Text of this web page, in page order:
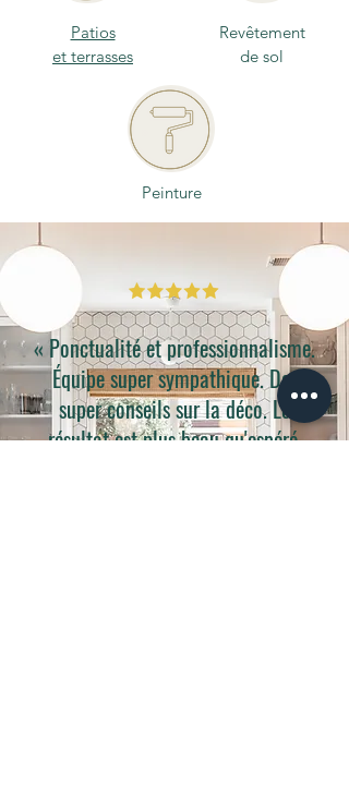
Patios
et terrasses
Revêtement
de sol
Peinture
«Ponctualité et professionnalisme.
Équipe super sympathique. Des
super conseils sur la déco. Le
résultat est plus beau qu'espéré.